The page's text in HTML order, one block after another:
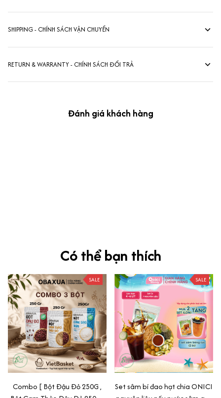
SHIPPING - CHÍNH SÁCH VẬN CHUYỂN
RETURN & WARRANTY - CHÍNH SÁCH ĐỔI TRẢ
Đánh giá khách hàng
Có thể bạn thích
SALE
Combo [ Bột Đậu Đỏ 250G ,
SALE
Set sâm bí đao hạt chia ONICI